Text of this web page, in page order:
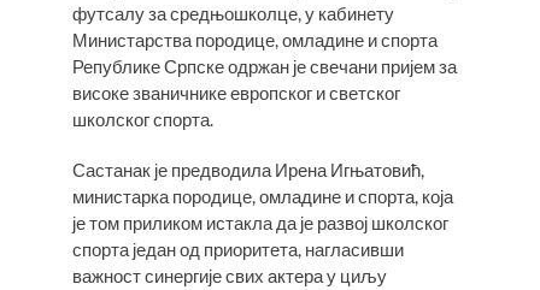
футсалу за средњошколце, у кабинету
Министарства породице, омладине и спорта
Републике Српске одржан је свечани пријем за
високе званичнике европског и светског
школског спорта.
​Састанак је предводила Ирена Игњатовић,
министарка породице, омладине и спорта, која
је том приликом истакла да је развој школског
спорта један од приоритета, нагласивши
важност синергије свих актера у циљу